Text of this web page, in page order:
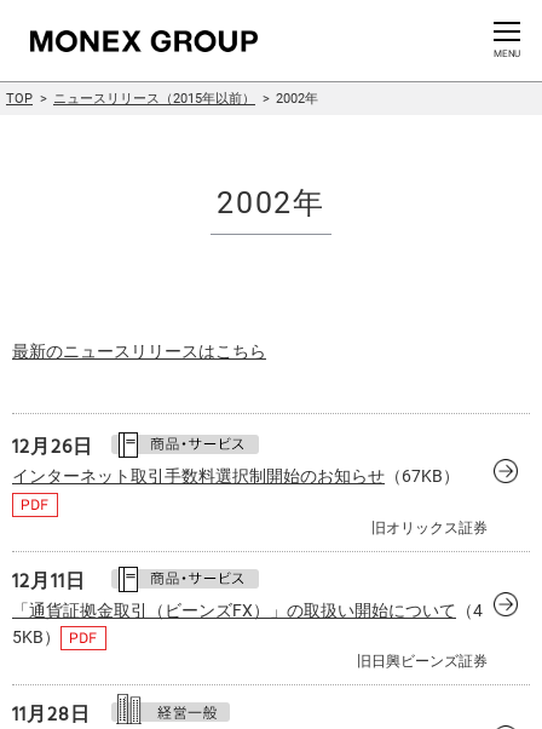
CLOSE
MENU
TOP ニュースリリース（2015年以前） 2002年
2002年
最新のニュースリリースはこちら
12月26日
インターネット取引手数料選択制開始のお知らせ （67KB）
旧オリックス証券
12月11日
「通貨証拠金取引（ビーンズFX）」の取扱い開始について （4
5KB）
旧日興ビーンズ証券
11月28日
イノベーション
採用情報
お問い合わせ